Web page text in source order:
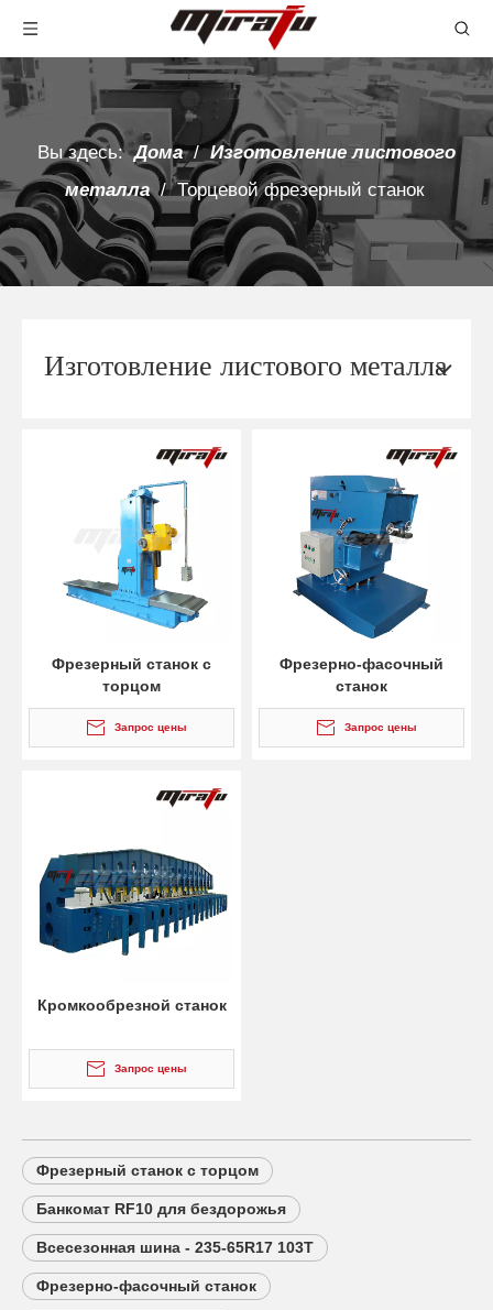
Вы здесь: Дома / Изготовление листового
металла / Торцевой фрезерный станок
Изготовление листового металла
Фрезерный станок с
торцом
Запрос цены
Фрезерно-фасочный
станок
Запрос цены
Кромкообрезной станок
Запрос цены
Фрезерный станок с торцом
Банкомат RF10 для бездорожья
Всесезонная шина - 235-65R17 103T
Фрезерно-фасочный станок